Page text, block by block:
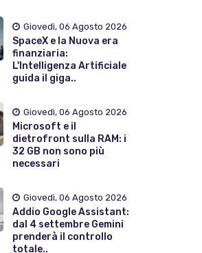
Giovedì, 06 Agosto 2026
SpaceX e la Nuova era
finanziaria:
L'Intelligenza Artificiale
guida il giga..
Giovedì, 06 Agosto 2026
Microsoft e il
dietrofront sulla RAM: i
32 GB non sono più
necessari
Giovedì, 06 Agosto 2026
Addio Google Assistant:
dal 4 settembre Gemini
prenderà il controllo
totale..